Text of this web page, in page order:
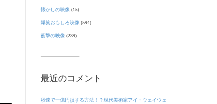
懐かしの映像 (15)
爆笑おもしろ映像 (594)
衝撃の映像 (239)
最近のコメント
秒速で一億円損する方法！？現代美術家アイ・ウェイウェ